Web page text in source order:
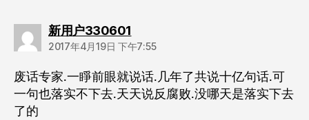
新用户330601
2017年4月19日 下午7:55
废话专家.一睜前眼就说话.几年了共说十亿句话.可
一句也落实不下去.天天说反腐败.没哪天是落实下去
了的